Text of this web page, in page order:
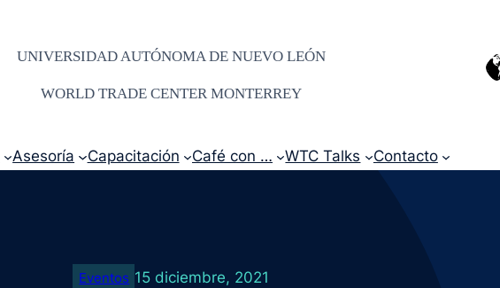
UNIVERSIDAD AUTÓNOMA DE NUEVO LEÓN
WORLD TRADE CENTER MONTERREY
Asesoría Capacitación Café con … WTC Talks Contacto
Eventos 15 diciembre, 2021